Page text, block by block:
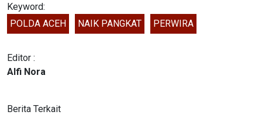
Keyword:
POLDA ACEH
NAIK PANGKAT PERWIRA
Editor :
Alfi Nora
Berita Terkait